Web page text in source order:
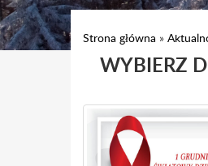
Strona główna »
WYBIERZ